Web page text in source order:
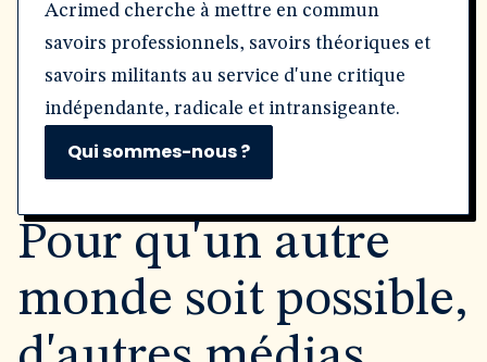
Acrimed cherche à mettre en commun
savoirs professionnels, savoirs théoriques et
savoirs militants au service d'une critique
indépendante, radicale et intransigeante.
Qui sommes-nous ?
Pour qu'un autre
monde soit possible,